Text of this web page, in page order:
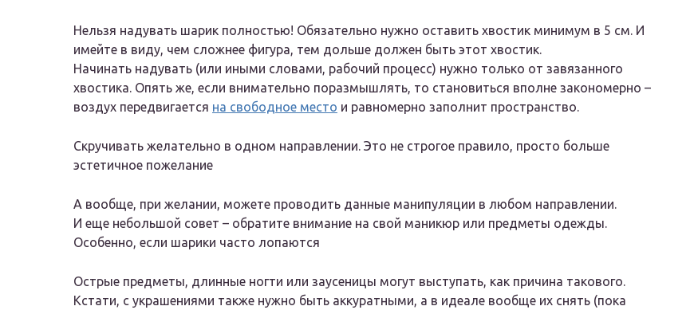
Нельзя надувать шарик полностью! Обязательно нужно оставить хвостик минимум в 5 см. И
имейте в виду, чем сложнее фигура, тем дольше должен быть этот хвостик.
Начинать надувать (или иными словами, рабочий процесс) нужно только от завязанного
хвостика. Опять же, если внимательно поразмышлять, то становиться вполне закономерно –
воздух передвигается на свободное место и равномерно заполнит пространство.
Скручивать желательно в одном направлении. Это не строгое правило, просто больше
эстетичное пожелание
А вообще, при желании, можете проводить данные манипуляции в любом направлении.
И еще небольшой совет – обратите внимание на свой маникюр или предметы одежды.
Особенно, если шарики часто лопаются
Острые предметы, длинные ногти или заусеницы могут выступать, как причина такового.
Кстати, с украшениями также нужно быть аккуратными, а в идеале вообще их снять (пока